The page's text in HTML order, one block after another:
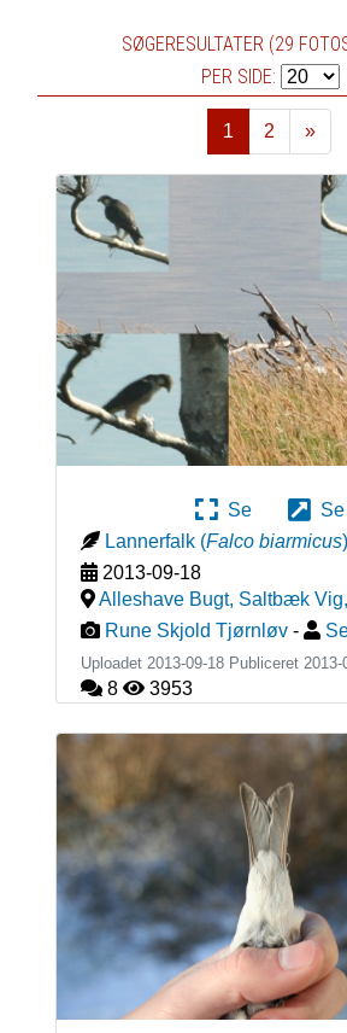
SØGERESULTATER (29
PER SIDE:
1 2
»
Se
Lannerfalk (Falco biarmicus)
2013-09-18
Alleshave Bugt, Saltbæk Vig,
Rune Skjold Tjørnløv -
Uploadet 2013-09-18 Publiceret 2013-
8 3953